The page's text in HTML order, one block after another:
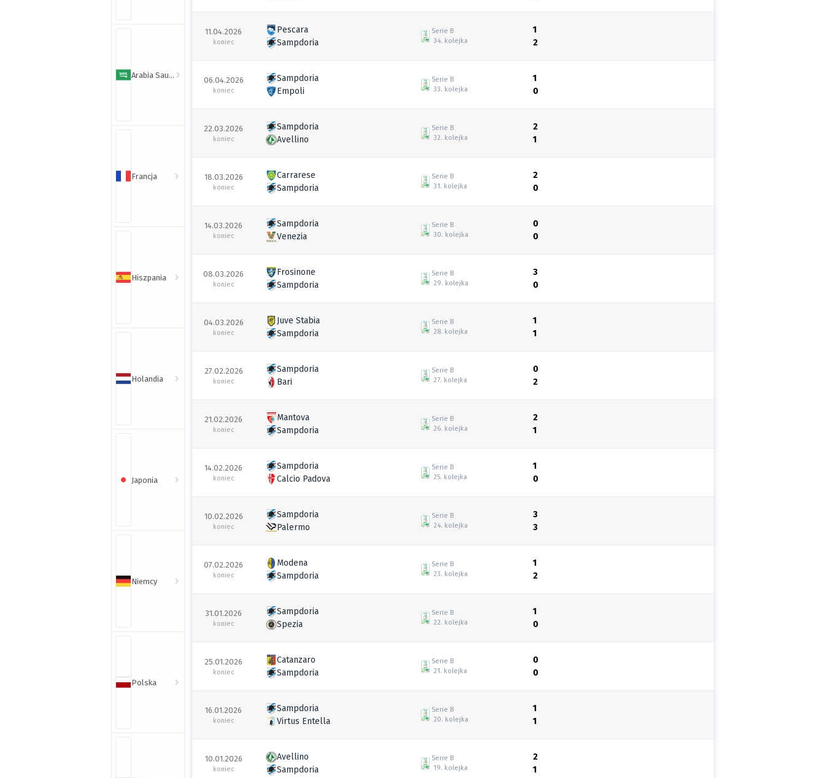
Arabia Saudyjska
Francja
Hiszpania
Holandia
Japonia
Niemcy
Polska
11.04.2026
koniec
Pescara
Sampdoria
Serie B
34. kolejka
1
2
06.04.2026
koniec
Sampdoria
Empoli
Serie B
33. kolejka
1
0
22.03.2026
koniec
Sampdoria
Avellino
Serie B
32. kolejka
2
1
18.03.2026
koniec
Carrarese
Sampdoria
Serie B
31. kolejka
2
0
14.03.2026
koniec
Sampdoria
Venezia
Serie B
30. kolejka
0
0
08.03.2026
koniec
Frosinone
Sampdoria
Serie B
29. kolejka
3
0
04.03.2026
koniec
Juve Stabia
Sampdoria
Serie B
28. kolejka
1
1
27.02.2026
koniec
Sampdoria
Bari
Serie B
27. kolejka
0
2
21.02.2026
koniec
Mantova
Sampdoria
Serie B
26. kolejka
2
1
14.02.2026
koniec
Sampdoria
Calcio Padova
Serie B
25. kolejka
1
0
10.02.2026
koniec
Sampdoria
Palermo
Serie B
24. kolejka
3
3
07.02.2026
koniec
Modena
Sampdoria
Serie B
23. kolejka
1
2
31.01.2026
koniec
Sampdoria
Spezia
Serie B
22. kolejka
1
0
25.01.2026
koniec
Catanzaro
Sampdoria
Serie B
21. kolejka
0
0
16.01.2026
koniec
Sampdoria
Virtus Entella
Serie B
20. kolejka
1
1
10.01.2026
koniec
Avellino
Sampdoria
Serie B
19. kolejka
2
1